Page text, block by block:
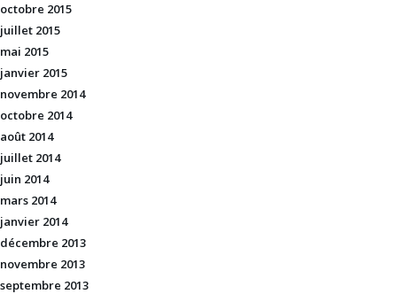
octobre 2015
juillet 2015
mai 2015
janvier 2015
novembre 2014
octobre 2014
août 2014
juillet 2014
juin 2014
mars 2014
janvier 2014
décembre 2013
novembre 2013
septembre 2013